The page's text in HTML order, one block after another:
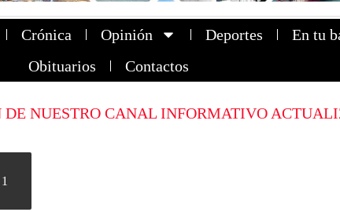
Crónica Opinión Deportes En tu
Obituarios
Contactos
NUESTRO CANAL INFORMATIVO